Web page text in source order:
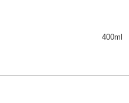
400ml